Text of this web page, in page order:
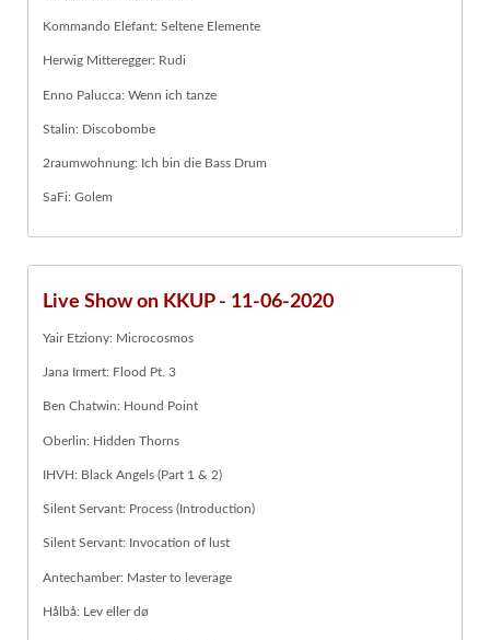
Kommando Elefant: Seltene Elemente
Herwig Mitteregger: Rudi
Enno Palucca: Wenn ich tanze
Stalin: Discobombe
2raumwohnung: Ich bin die Bass Drum
SaFi: Golem
Live Show on KKUP - 11-06-2020
Yair Etziony: Microcosmos
Jana Irmert: Flood Pt. 3
Ben Chatwin: Hound Point
Oberlin: Hidden Thorns
IHVH: Black Angels (Part 1 & 2)
Silent Servant: Process (Introduction)
Silent Servant: Invocation of lust
Antechamber: Master to leverage
Hålbå: Lev eller dø